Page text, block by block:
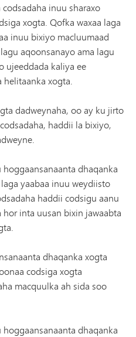
inuu sharaxo
xogta. Qofka waxaa laga
inuu bixiyo macluumaad
aqoonsanayo ama lagu
ujeeddada kaliya ee
xogta.
dadweynaha, oo ay ku jirto
haddii la bixiyo,
hoggaansanaanta dhaqanka
yaabaa inuu weydiisto
haddii codsigu aanu
hor inta uusan bixin jawaabta
dhaqanka xogta
codsiga xogta
macquulka ah sida soo
hoggaansanaanta dhaqanka